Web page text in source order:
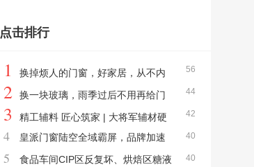
点击排行
56
1
换掉烦人的门窗，好家居，从不内
耗生活
44
2
换一块玻璃，雨季过后不用再给门
窗玻璃进行大扫除
42
3
精工辅料 匠心筑家 | 大将军辅材硬
核上市，守护长久居家品质
40
4
皇派门窗陆空全域霸屏，品牌加速
狂飙赢战门窗万亿蓝海！
40
5
食品车间CIP区反复坏、烘焙区糖液